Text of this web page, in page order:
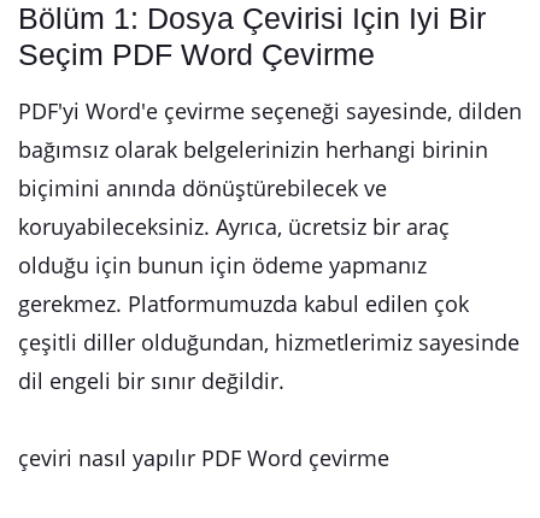
Bölüm 1: Dosya Çevirisi Için Iyi Bir
Seçim PDF Word Çevirme
PDF'yi Word'e çevirme seçeneği sayesinde, dilden
bağımsız olarak belgelerinizin herhangi birinin
biçimini anında dönüştürebilecek ve
koruyabileceksiniz. Ayrıca, ücretsiz bir araç
olduğu için bunun için ödeme yapmanız
gerekmez. Platformumuzda kabul edilen çok
çeşitli diller olduğundan, hizmetlerimiz sayesinde
dil engeli bir sınır değildir.
çeviri nasıl yapılır PDF Word çevirme